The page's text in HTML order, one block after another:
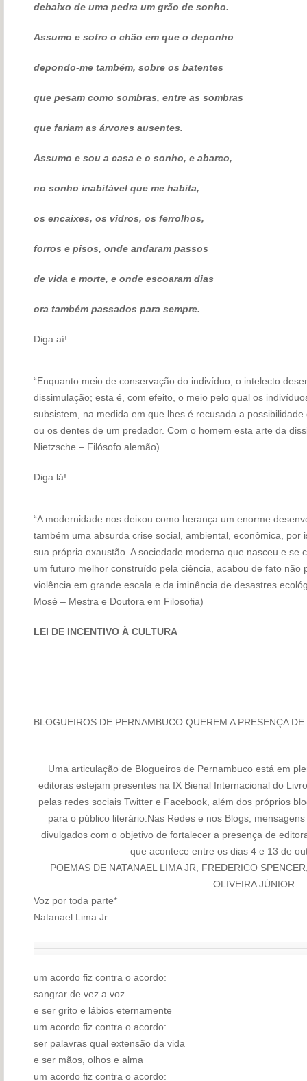
debaixo de uma pedra um grão de sonho.
Assumo e sofro o chão em que o deponho
depondo-me também, sobre os batentes
que pesam como sombras, entre as sombras
que fariam as árvores ausentes.
Assumo e sou a casa e o sonho, e abarco,
no sonho inabitável que me habita,
os encaixes, os vidros, os ferrolhos,
forros e pisos, onde andaram passos
de vida e morte, e onde escoaram dias
ora também passados para sempre.
Diga aí!
“Enquanto meio de conservação do indivíduo, o intelecto
dissimulação; esta é, com efeito, o meio pelo qual os
subsistem, na medida em que lhes é recusada a
ou os dentes de um predador. Com o homem esta arte da
Nietzsche – Filósofo alemão)
Diga lá!
“A modernidade nos deixou como herança um enorme
também uma absurda crise social, ambiental, econômica, por
sua própria exaustão. A sociedade moderna que nasceu e se
um futuro melhor construído pela ciência, acabou de fato não
violência em grande escala e da iminência de desastres
Mosé – Mestra e Doutora em Filosofia)
LEI DE INCENTIVO À CULTURA
BLOGUEIROS DE PERNAMBUCO QUEREM A PRESENÇA
Uma articulação de Blogueiros de Pernambuco está em
editoras estejam presentes na IX Bienal Internacional do
pelas redes sociais Twitter e Facebook, além dos próprios
para o público literário.Nas Redes e nos Blogs,
divulgados com o objetivo de fortalecer a presença de
que acontece entre os dias 4 e 13 de
POEMAS DE NATANAEL LIMA JR, FREDERICO
OLIVEIRA JÚNIOR
Voz por toda parte*
Natanael Lima Jr
um acordo fiz contra o acordo:
sangrar de vez a voz
e ser grito e lábios eternamente
um acordo fiz contra o acordo:
ser palavras qual extensão da vida
e ser mãos, olhos e alma
um acordo fiz contra o acordo: